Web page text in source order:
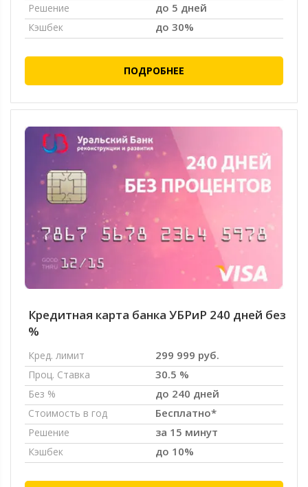
Решение до 5 дней
Кэшбек до 30%
ПОДРОБНЕЕ
Кредитная карта банка УБРиР 240 дней без
%
Кред. лимит 299 999 руб.
Проц. Ставка 30.5 %
Без % до 240 дней
Стоимость в год Бесплатно*
Решение за 15 минут
Кэшбек до 10%